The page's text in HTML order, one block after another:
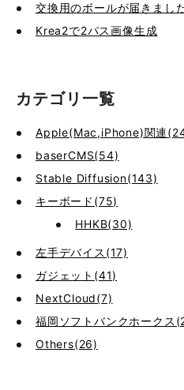
交換用のボールが届きまし
Krea2で2パス画像生成
カテゴリ一覧
Apple(Mac,iPhone)関連
baserCMS(54)
Stable Diffusion(143)
キーボード(75)
HHKB(30)
左手デバイス(17)
ガジェット(41)
NextCloud(7)
福岡ソフトバンクホークス
Others(26)